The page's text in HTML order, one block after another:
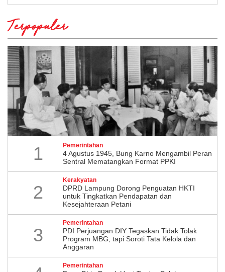
Terpopuler
1 Pemerintahan
4 Agustus 1945, Bung Karno Mengambil Peran
Sentral Mematangkan Format PPKI
2
Kerakyatan
DPRD Lampung Dorong Penguatan HKTI
untuk Tingkatkan Pendapatan dan
Kesejahteraan Petani
3
Pemerintahan
PDI Perjuangan DIY Tegaskan Tidak Tolak
Program MBG, tapi Soroti Tata Kelola dan
Anggaran
Pemerintahan